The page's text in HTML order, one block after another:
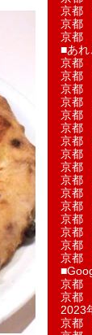
京都
京都
京都
■あ
京都
京都
京都
京都
京都
京都
京都
京都
京都
京都
京都
京都
京都
京都
京都
京都
京都
京都
2023
京都